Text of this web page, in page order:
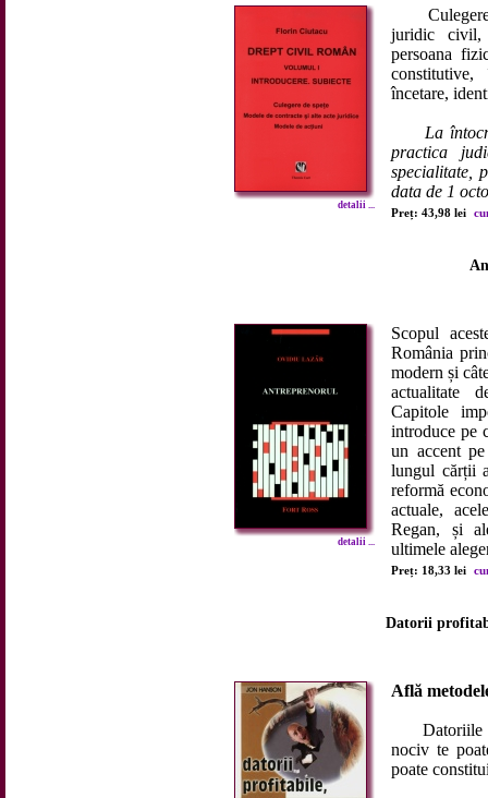
detalii ...
Culegere
juridic civil,
persoana
constitutive,
încetare,
La
practica
specialitate,
data de 1
Preț: 43,98 lei
detalii ...
Scopul
România
modern și
actualitate
Capitole
introduce pe
un accent
lungul cărții
reformă
actuale,
Regan, și
ultimele
Preț: 18,33 lei
Datorii
Află
Datoriile
nociv te
poate